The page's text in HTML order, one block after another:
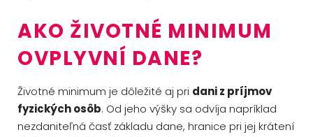
AKO ŽIVOTNÉ MINIMUM
OVPLYVNÍ DANE?
Životné minimum je dôležité aj pri dani z príjmov
fyzických osôb. Od jeho výšky sa odvíja napríklad
nezdaniteľná časť základu dane, hranice pri jej krátení